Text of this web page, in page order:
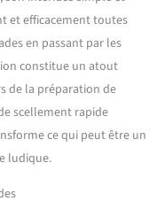
70 décibels.
: en plus
effet de vide
cette
chambre sous
dotée de
fonctionnalités
la
des aliments
Son temps de
et efficacement toutes
en passant par les
constitue un atout
de la préparation de
scellement rapide
ce qui peut être un
ludique.